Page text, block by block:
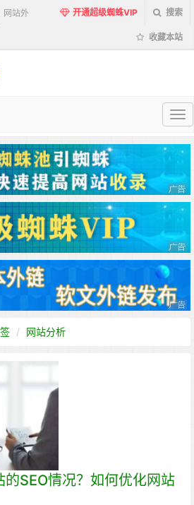
网站外
开通超级蜘蛛VIP 搜索
收藏本站
超
蜘
蛛
池
网站分析
SEO情况？如何优化网站